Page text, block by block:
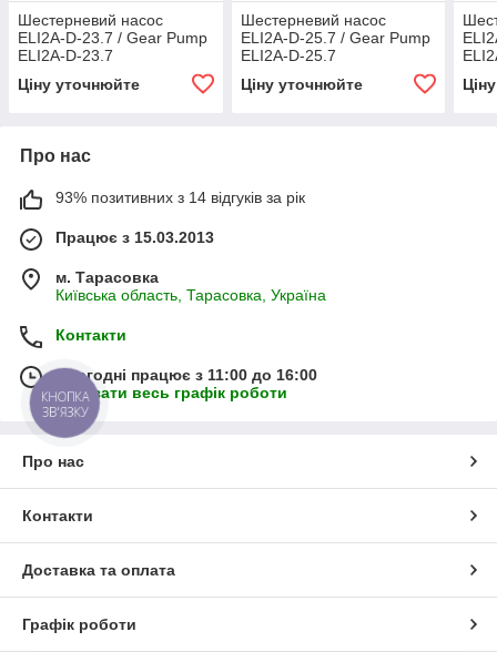
Шестерневий насос
ELI2A-D-23.7 / Gear Pump
ELI2A-D-23.7
Ціну уточнюйте
Шестерневий насос
ELI2A-D-25.7 / Gear Pump
ELI2A-D-25.7
Ціну уточнюйте
Про нас
93% позитивних з 14 відгуків за рік
Працює з 15.03.2013
м. Тарасовка
Київська область, Тарасовка, Україна
Контакти
Сьогодні працює з 11:00 до 16:00
Показати весь графік роботи
Про нас
Контакти
Доставка та оплата
Графік роботи
КНОПКА
ЗВ'ЯЗКУ